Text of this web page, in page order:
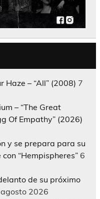
Haze – “All” (2008) 7
– “The Great
Of Empathy” (2026)
y se prepara para su
“Hempispheres” 6
de su próximo
2026